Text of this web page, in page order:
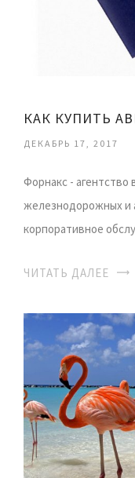
КАК КУПИТЬ
ДЕКАБРЬ 17, 2017
Форнакс -
железнодорожных и
корпоративное
ЧИТАТЬ ДАЛЕЕ